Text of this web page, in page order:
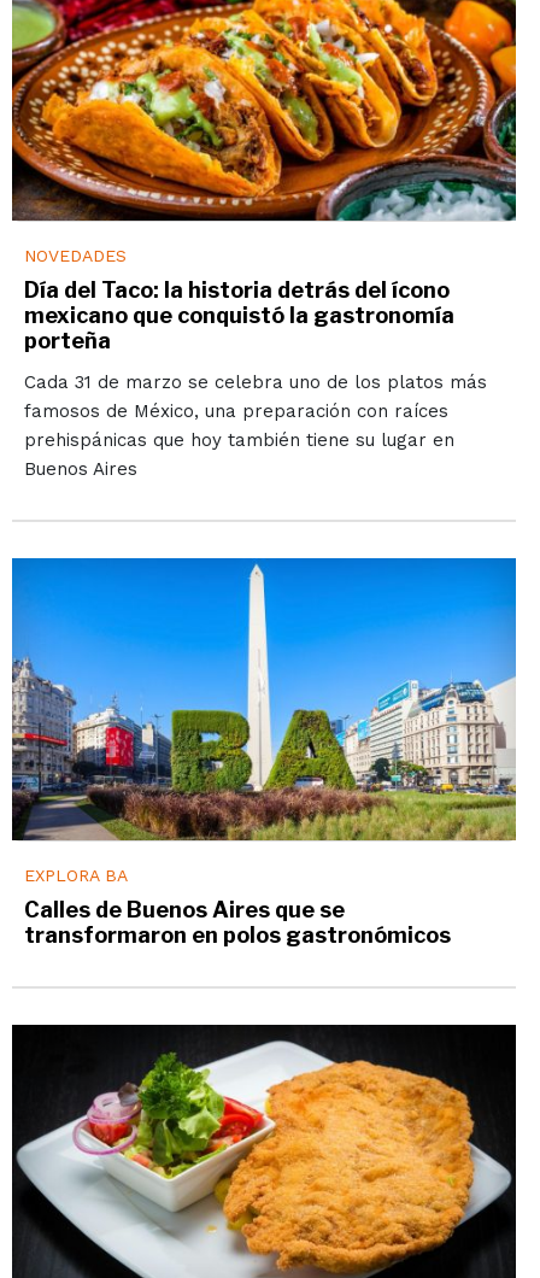
NOVEDADES
Día del Taco: la historia detrás del ícono
mexicano que conquistó la gastronomía
porteña
Cada 31 de marzo se celebra uno de los platos más
famosos de México, una preparación con raíces
prehispánicas que hoy también tiene su lugar en
Buenos Aires
EXPLORA BA
Calles de Buenos Aires que se
transformaron en polos gastronómicos